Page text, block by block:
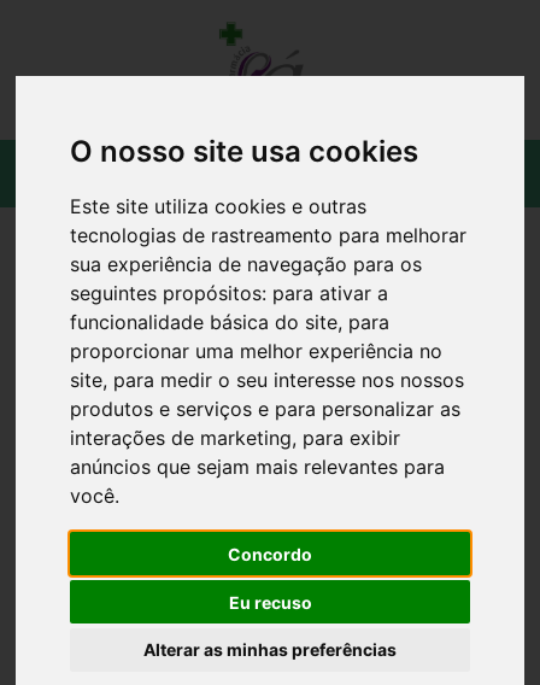
O nosso site usa cookies
Este site utiliza cookies e outras
tecnologias de rastreamento para melhorar
sua experiência de navegação para os
seguintes propósitos: para ativar a
funcionalidade básica do site, para
proporcionar uma melhor experiência no
site, para medir o seu interesse nos nossos
produtos e serviços e para personalizar as
interações de marketing, para exibir
anúncios que sejam mais relevantes para
você.
Concordo
Eu recuso
Alterar as minhas preferências